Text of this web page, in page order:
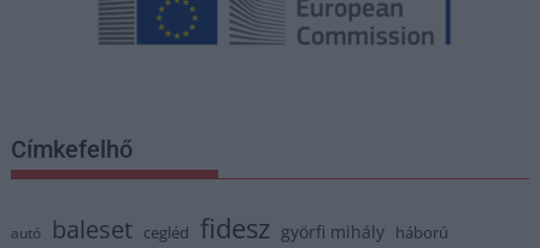
Címkefelhő
autó baleset cegléd fidesz györfi mihály háború